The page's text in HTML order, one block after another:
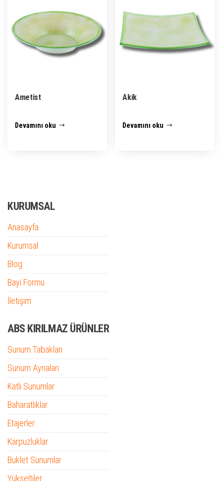
Ametist
Devamını oku
Akik
Devamını oku
KURUMSAL
Anasayfa
Kurumsal
Blog
Bayi Formu
İletişim
ABS KIRILMAZ ÜRÜNLER
Sunum Tabakları
Sunum Aynaları
Katlı Sunumlar
Baharatlıklar
Etajerler
Karpuzluklar
Buklet Sunumlar
Yükseltiler